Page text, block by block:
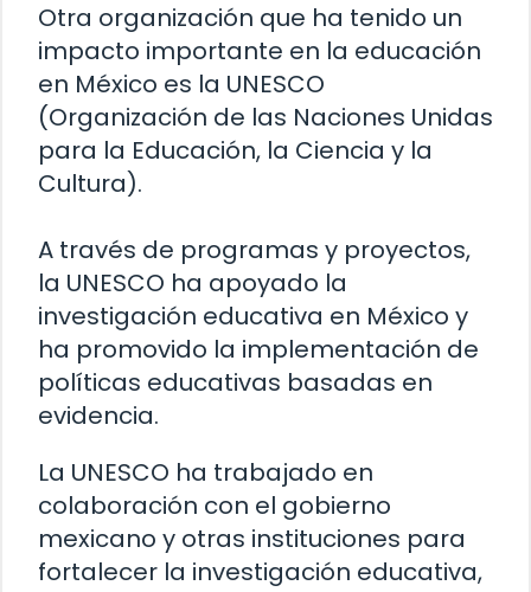
Otra organización que ha tenido un
impacto importante en la educación
en México es la UNESCO
(Organización de las Naciones Unidas
para la Educación, la Ciencia y la
Cultura).
A través de programas y proyectos,
la UNESCO ha apoyado la
investigación educativa en México y
ha promovido la implementación de
políticas educativas basadas en
evidencia.
La UNESCO ha trabajado en
colaboración con el gobierno
mexicano y otras instituciones para
fortalecer la investigación educativa,